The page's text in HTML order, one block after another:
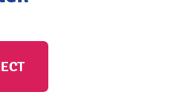
en/of praktijkonderwijs